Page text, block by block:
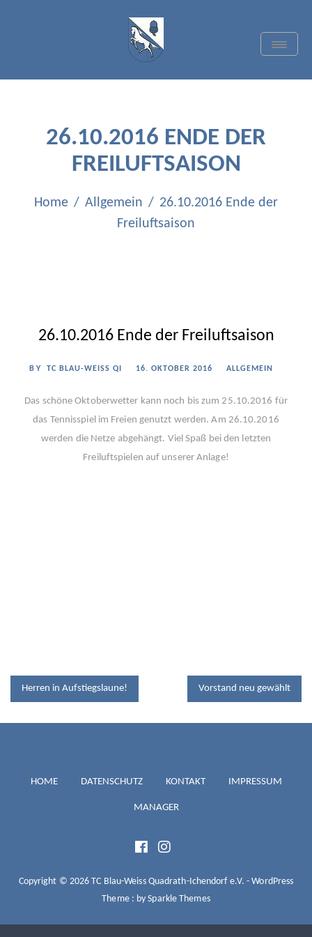
Toggle
TC BLAU-WEISS
E.V.
26.10.2016 ENDE DER
FREILUFTSAISON
Home Allgemein
26.10.2016 Ende der
Freiluftsaison
26.10.2016 Ende der Freiluftsaison
BY TC BLAU-WEISS QI 16. OKTOBER 2016 ALLGEMEIN
Das schöne Oktoberwetter kann noch bis zum 25.10.2016 für
das Tennisspiel im Freien genutzt werden. Am 26.10.2016
werden die Netze abgehängt. Viel Spaß bei den letzten
Freiluftspielen auf unserer Anlage!
BEITRAGSNAVIGATION
Herren in Aufstiegslaune! Vorstand neu gewählt
TC BLAU-
WEISS
QUADRATH-
HOME DATENSCHUTZ KONTAKT IMPRESSUM
MANAGER
Copyright © 2026 TC Blau-Weiss Quadrath-Ichendorf e.V. - WordPress
Theme : bySparkle Themes